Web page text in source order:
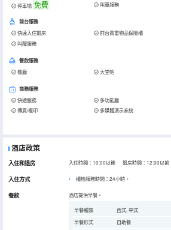
停車場 免費 叫車服務
前台服務
快速入住退房 前台貴重物品保險櫃
叫醒服務
餐飲服務
餐廳 大堂吧
商務服務
快遞服務 多功能廳
傳真/複印
多媒體演示系統
酒店政策
入住和退房 入住時間：10:00以後 退房時間：12:00以前
入住方式 櫃枱服務時間：24小時。
餐飲 酒店提供早餐。
早餐種類
西式, 中式
早餐形式
自助餐